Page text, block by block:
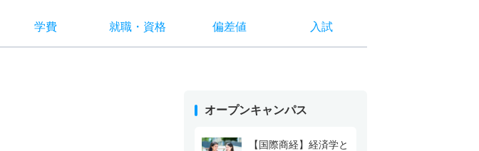
学費 就職・ 資格 偏差値 入試
オープンキャンパス
【国際商経】経済学と